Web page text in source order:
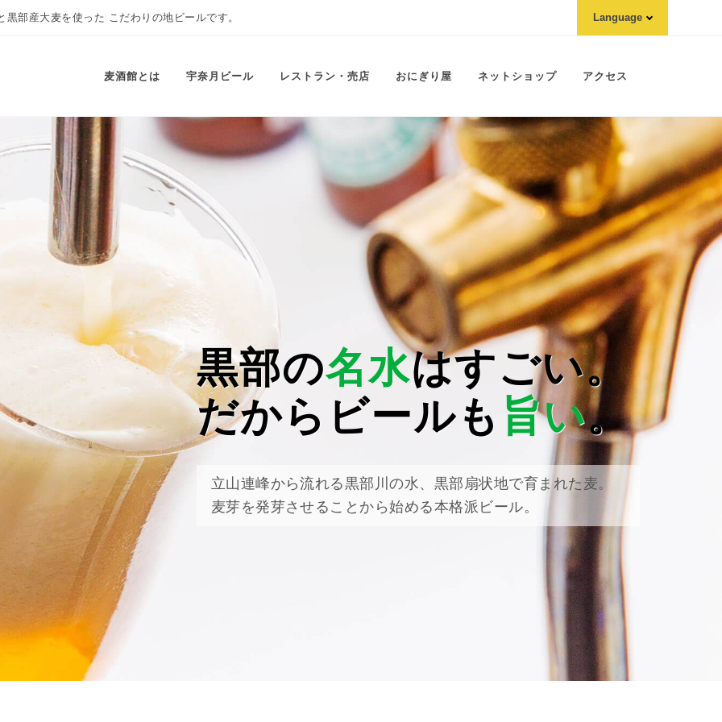
部産大麦を使った こだわりの地ビールです。 Language
한국어
简体中文
麦酒館とは 宇奈月ビール レストラン・売店 おにぎり屋 ネットショップ アクセス
黒部の名水はすごい。
だからビールも 旨い。
立山連峰から流れる黒部川の水、黒部扇状地で育まれた麦。
麦芽を発芽させることから始める本格派ビール。